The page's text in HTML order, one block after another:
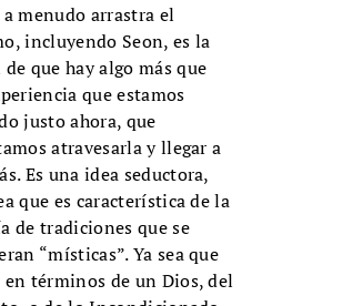
menudo arrastra el
incluyendo Seon, es la
que hay algo más que
que estamos
justo ahora, que
atravesarla y llegar a
Es una idea seductora,
que es característica de la
de tradiciones que se
“místicas”. Ya sea que
en términos de un Dios, del